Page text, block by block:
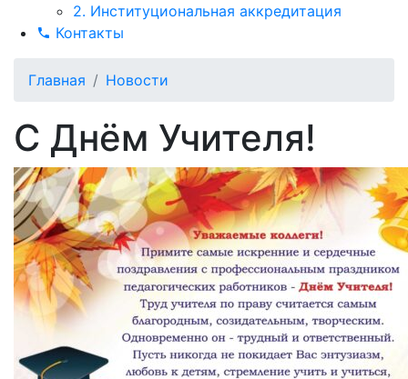
2. Институциональная аккредитация
Контакты
Главная Новости
С Днём Учителя!